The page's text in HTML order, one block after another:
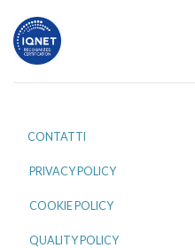
CONTATTI
PRIVACY POLICY
COOKIE POLICY
QUALITY POLICY